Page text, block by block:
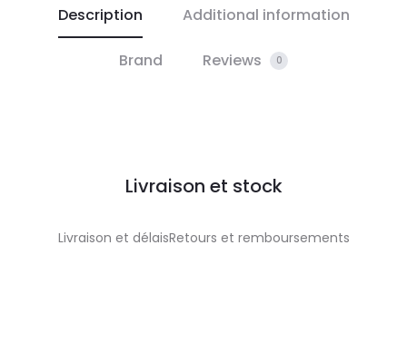
Description Additional information
Brand Reviews 0
Livraison et stock
Livraison et délaisRetours et remboursements